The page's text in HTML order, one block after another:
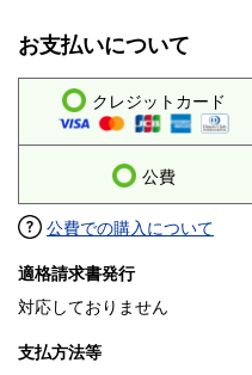
お支払いについて
クレジットカード
公費
公費での購入について
適格請求書発行
対応しておりません
支払方法等